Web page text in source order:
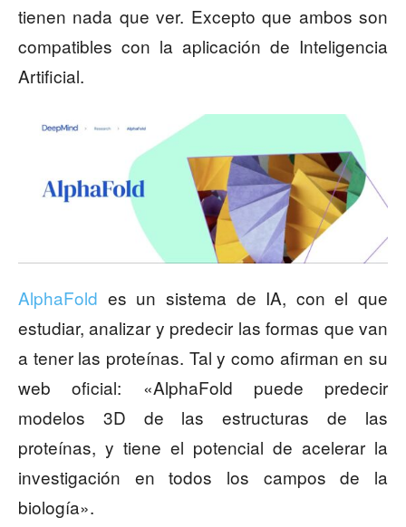
tienen nada que ver. Excepto que ambos son
compatibles con la aplicación de Inteligencia
Artificial.
AlphaFold es un sistema de IA, con el que
estudiar, analizar y predecir las formas que van
a tener las proteínas. Tal y como afirman en su
web oficial: «AlphaFold puede predecir
modelos 3D de las estructuras de las
proteínas, y tiene el potencial de acelerar la
investigación en todos los campos de la
biología».